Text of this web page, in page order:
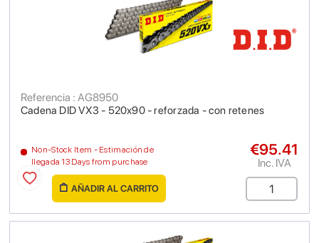
Cadena DID VX3 - 520x90 - reforzada - con retenes
Referencia : AG8950
Non-Stock Item - Estimación de
llegada 13 Days from purchase
€95.41
Inc. IVA
AÑADIR AL CARRITO